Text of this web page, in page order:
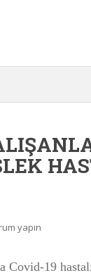
yapın
Covid-19